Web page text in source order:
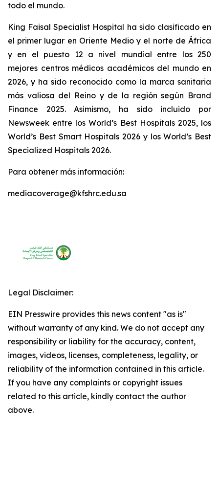
todo el mundo.
King Faisal Specialist Hospital ha sido clasificado en
el primer lugar en Oriente Medio y el norte de África
y en el puesto 12 a nivel mundial entre los 250
mejores centros médicos académicos del mundo en
2026, y ha sido reconocido como la marca sanitaria
más valiosa del Reino y de la región según Brand
Finance 2025. Asimismo, ha sido incluido por
Newsweek entre los World’s Best Hospitals 2025, los
World’s Best Smart Hospitals 2026 y los World’s Best
Specialized Hospitals 2026.
Para obtener más información:
mediacoverage@kfshrc.edu.sa
Legal Disclaimer:
EIN Presswire provides this news content "as is"
without warranty of any kind. We do not accept any
responsibility or liability for the accuracy, content,
images, videos, licenses, completeness, legality, or
reliability of the information contained in this article.
If you have any complaints or copyright issues
related to this article, kindly contact the author
above.